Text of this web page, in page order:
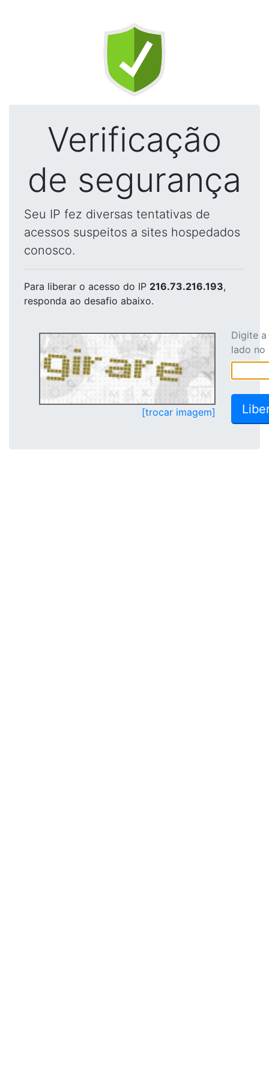
Verificação
de segurança
Seu IP fez diversas tentativas de
acessos suspeitos a sites hospedados
conosco.
Para liberar o acesso do IP 216.73.216.193,
responda ao desafio abaixo.
[trocar imagem]
Digite
lado no